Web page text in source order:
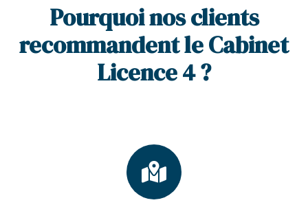
Pourquoi nos clients
recommandent le Cabinet
Licence 4 ?